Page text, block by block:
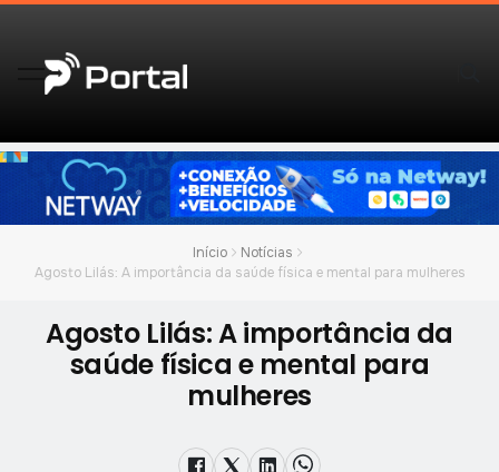
Início
Notícias
Agosto Lilás: A importância da saúde física e mental para mulheres
Agosto Lilás: A importância da
saúde física e mental para
mulheres